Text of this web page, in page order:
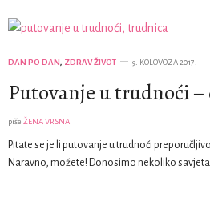
DAN PO DAN, ZDRAV ŽIVOT 9. KOLOVOZA 2017.
Putovanje u trudnoći –
piše ŽENA VRSNA
Pitate se je li putovanje u trudnoći
Naravno, možete! Donosimo nekoliko